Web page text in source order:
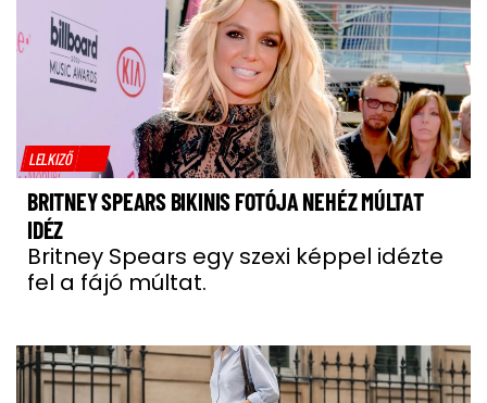
LELKIZŐ
BRITNEY SPEARS BIKINIS FOTÓJA NEHÉZ MÚLTAT
IDÉZ
Britney Spears egy szexi képpel idézte
fel a fájó múltat.